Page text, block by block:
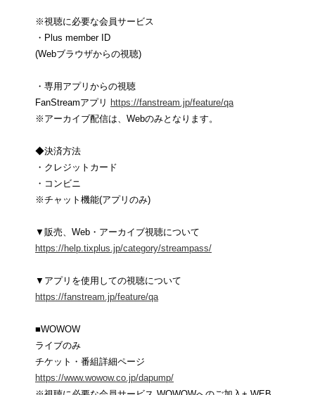
※視聴に必要な会員サービス
・Plus member ID
(Webブラウザからの視聴)
・専用アプリからの視聴
FanStreamアプリ https://fanstream.jp/feature/qa
※アーカイブ配信は、Webのみとなります。
◆決済方法
・クレジットカード
・コンビニ
※チャット機能(アプリのみ)
▼販売、Web・アーカイブ視聴について
https://help.tixplus.jp/category/streampass/
▼アプリを使用しての視聴について
https://fanstream.jp/feature/qa
■WOWOW
ライブのみ
チケット・番組詳細ページ
https://www.wowow.co.jp/dapump/